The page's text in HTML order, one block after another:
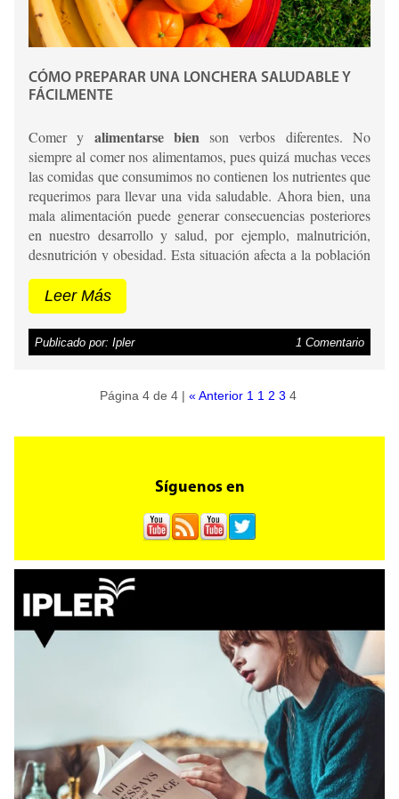
CÓMO PREPARAR UNA LONCHERA SALUDABLE Y
FÁCILMENTE
Comer y alimentarse bien son verbos diferentes. No
siempre al comer nos alimentamos, pues quizá muchas veces
las comidas que consumimos no contienen los nutrientes que
requerimos para llevar una vida saludable. Ahora bien, una
mala alimentación puede generar consecuencias posteriores
en nuestro desarrollo y salud, por ejemplo, malnutrición,
desnutrición y obesidad. Esta situación afecta a la población
Leer Más
Publicado por: Ipler 1 Comentario
Página 4 de 4 | « Anterior 1 1 2 3 4
Síguenos en